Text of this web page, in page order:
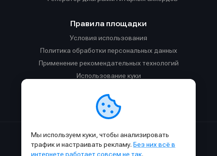
Правила площадки
Условия использования
Политика обработки персональных данных
Применение рекомендательных технологий
Использование куки
Правила общения в Телеграм-чате
Сделано с к в SAMESOUND© 2015-2026.
Использование материалов SAMESOUND разрешено только с
Мы используем куки, чтобы анализировать
трафик и настраивать рекламу. Без них всё в
интернете работает совсем не так.